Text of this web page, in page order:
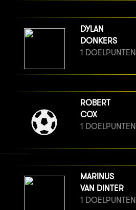
DYLAN
DONKERS
1 DOELPUNTEN
ROBERT
COX
1 DOELPUNTEN
MARINUS
VAN DINTER
1 DOELPUNTEN